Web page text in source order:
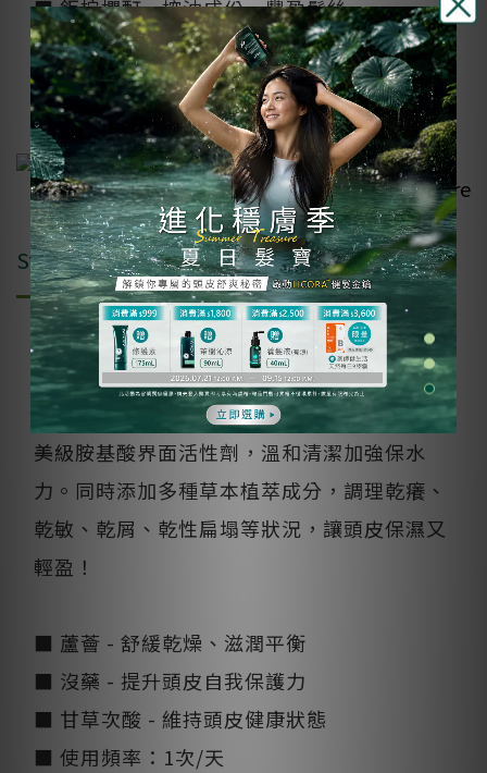
■ 鉅棕櫚酊 - 控油成份、豐盈髮絲
​■ 使用頻率：油性頭皮 2次/1週，乾性頭皮 1
次/2週
more
Step2舒敏平衡洗髮精
專為中性/乾性頭皮設計，調理清潔、不含
藥！除了明星成分甘草次酸複合物，更使用醫
美級胺基酸界面活性劑，溫和清潔加強保水
力。同時添加多種草本植萃成分，調理乾癢、
乾敏、乾屑、乾性扁塌等狀況，讓頭皮保濕又
輕盈！
■ 蘆薈 - 舒緩乾燥、滋潤平衡
■ 沒藥 - 提升頭皮自我保護力
■ 甘草次酸 - 維持頭皮健康狀態
■ 使用頻率：1次/天